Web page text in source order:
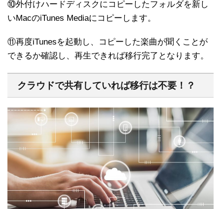
⑩外付けハードディスクにコピーしたフォルダを新し
いMacのiTunes Mediaにコピーします。
⑪再度iTunesを起動し、コピーした楽曲が聞くことが
できるか確認し、再生できれば移行完了となります。
クラウドで共有していれば移行は不要！？